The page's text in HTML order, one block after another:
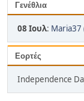
Γενέθλια
08 Ιουλ: Maria37
Εορτές
Independence